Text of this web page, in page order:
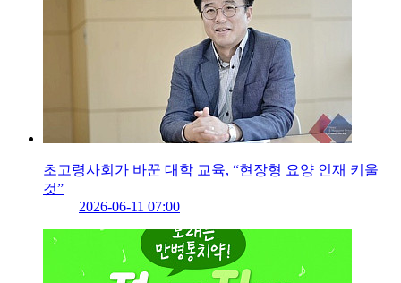
초고령사회가 바꾼 대학 교육, “현장형 요양 인재 키울
것”
2026-06-11 07:00